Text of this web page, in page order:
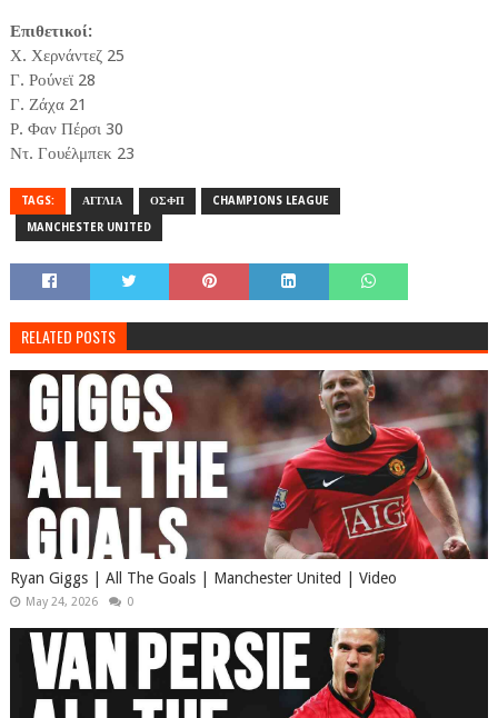
Επιθετικοί:
Χ. Χερνάντεζ 25
Γ. Ρούνεϊ 28
Γ. Ζάχα 21
Ρ. Φαν Πέρσι 30
Ντ. Γουέλμπεκ 23
TAGS: ΑΓΓΛΙΑ ΟΣΦΠ CHAMPIONS LEAGUE
MANCHESTER UNITED
RELATED POSTS
Ryan Giggs | All The Goals | Manchester United | Video
May 24, 2026 0